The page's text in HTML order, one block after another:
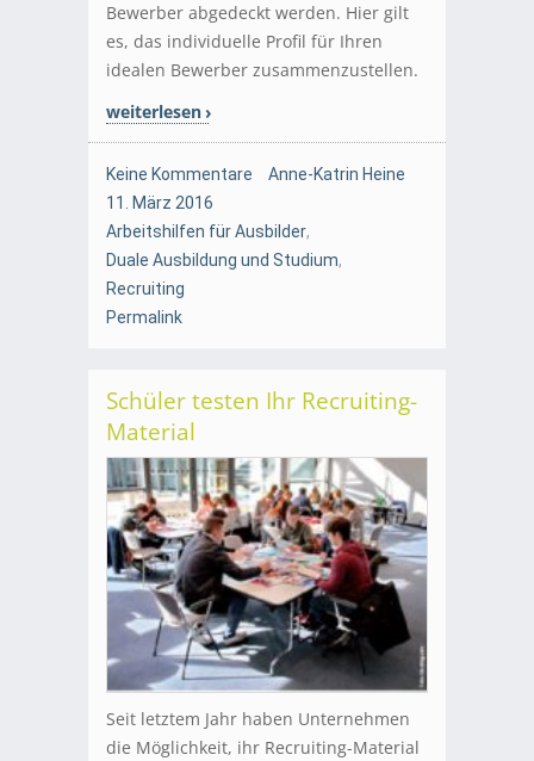
Bewerber abgedeckt werden. Hier gilt
es, das individuelle Profil für Ihren
idealen Bewerber zusammenzustellen.
weiterlesen
Keine Kommentare
Anne-Katrin Heine
11. März 2016
Arbeitshilfen für Ausbilder,
Duale Ausbildung und Studium,
Recruiting
Permalink
Schüler testen Ihr Recruiting-
Material
Seit letztem Jahr haben Unternehmen
die Möglichkeit, ihr Recruiting-Material